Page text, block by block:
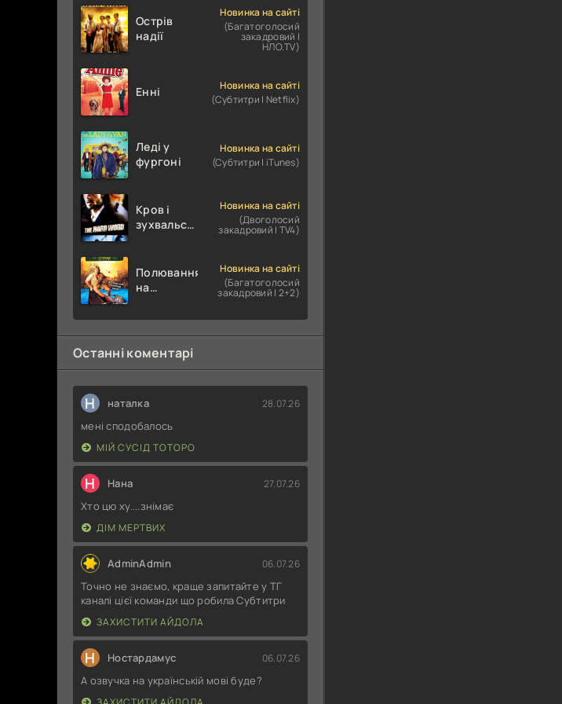
Острів
надії
Новинка на сайті
(Багатоголосий
закадровий |
НЛО.TV)
Енні
Новинка на сайті
(Субтитри | Netflix)
Леді у
фургоні
Новинка на сайті
(Субтитри | iTunes)
Кров і
зухвальство
Новинка на сайті
(Двоголосий
закадровий | TV4)
Полювання
на
Сутичка
Новинка на сайті
(Багатоголосий
закадровий | 2+2)
Останні коментарі
Н наталка 28.07.26
мені сподобалось
МІЙ СУСІД ТОТОРО
Н Нана 27.07.26
Хто цю ху....знімає
ДІМ МЕРТВИХ
AdminAdmin 06.07.26
Точно не знаємо, краще запитайте у ТГ
каналі цієї команди що робила Субтитри
ЗАХИСТИТИ АЙДОЛА
Н Ностардамус 06.07.26
А озвучка на українській мові буде?